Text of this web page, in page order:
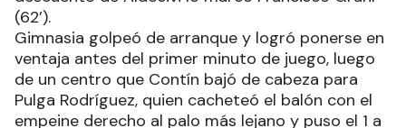
(62’).
Gimnasia golpeó de arranque y logró ponerse en
ventaja antes del primer minuto de juego, luego
de un centro que Contín bajó de cabeza para
Pulga Rodríguez, quien cacheteó el balón con el
empeine derecho al palo más lejano y puso el 1 a